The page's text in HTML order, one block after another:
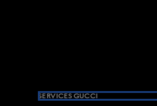
SERVICES GUCCI